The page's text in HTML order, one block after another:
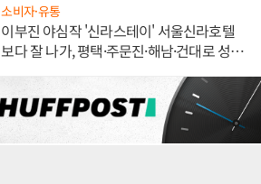
소비자·유통
이부진 야심작 '신라스테이' 서울신라호텔
보다 잘 나가, 평택·주문진·해남·건대로 성